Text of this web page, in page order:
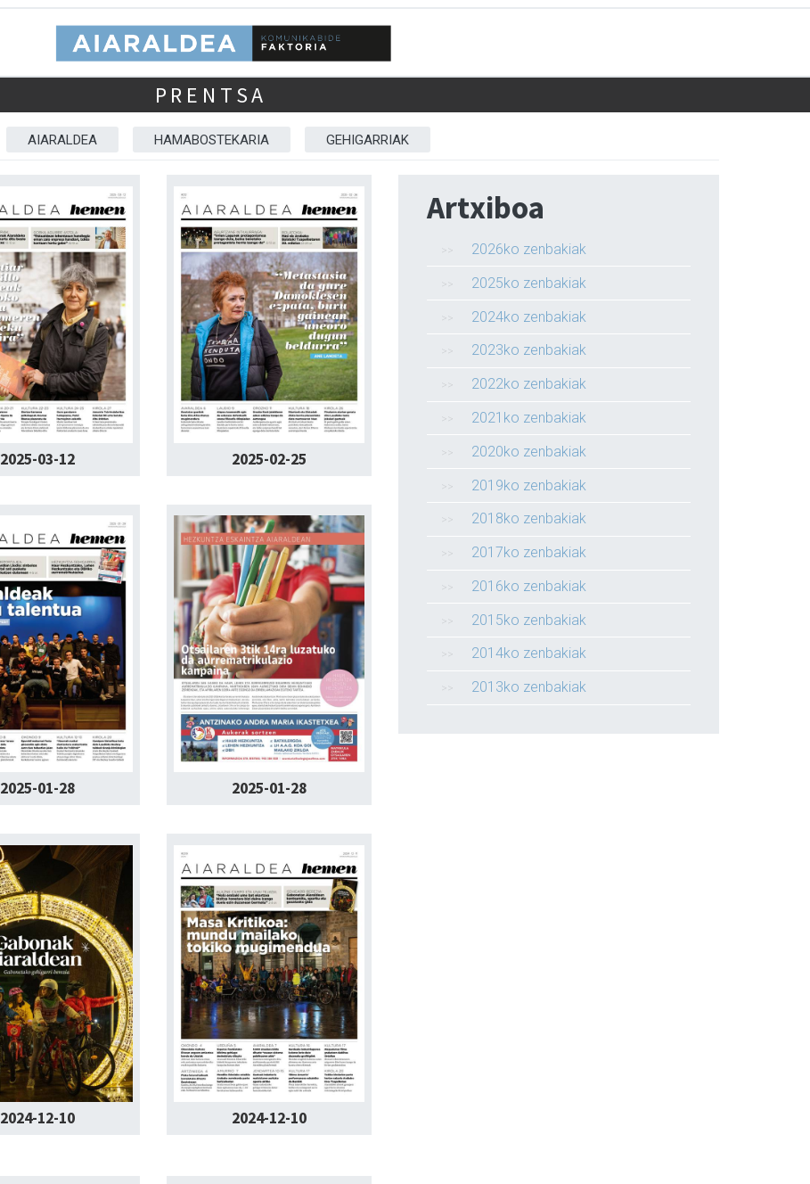
PRENTSA
AIARALDEA HAMABOSTEKARIA GEHIGARRIAK
2025-03-12 2025-02-25
2025-01-28 2025-01-28
2024-12-10 2024-12-10
Artxiboa
2026ko zenbakiak
2025ko zenbakiak
2024ko zenbakiak
2023ko zenbakiak
2022ko zenbakiak
2021ko zenbakiak
2020ko zenbakiak
2019ko zenbakiak
2018ko zenbakiak
2017ko zenbakiak
2016ko zenbakiak
2015ko zenbakiak
2014ko zenbakiak
2013ko zenbakiak